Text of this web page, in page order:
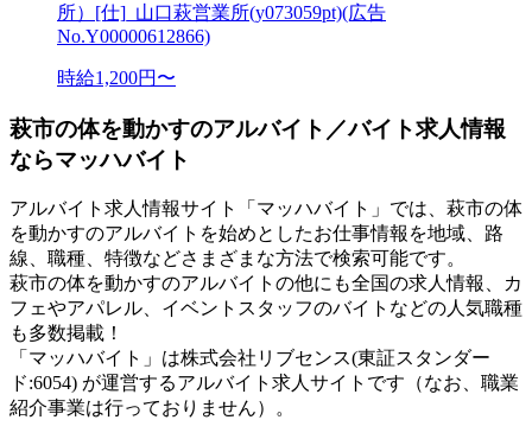
所）[仕]_山口萩営業所(y073059pt)(広告
No.Y00000612866)
時給1,200円〜
萩市の体を動かすのアルバイト／バイト求人情報
ならマッハバイト
アルバイト求人情報サイト「マッハバイト」では、萩市の体
を動かすのアルバイトを始めとしたお仕事情報を地域、路
線、職種、特徴などさまざまな方法で検索可能です。
萩市の体を動かすのアルバイトの他にも全国の求人情報、カ
フェやアパレル、イベントスタッフのバイトなどの人気職種
も多数掲載！
「マッハバイト」は株式会社リブセンス(東証スタンダー
ド:6054) が運営するアルバイト求人サイトです（なお、職業
紹介事業は行っておりません）。